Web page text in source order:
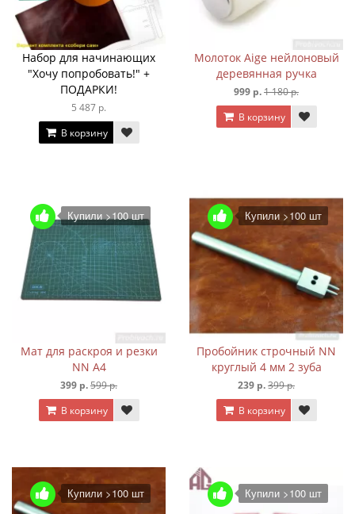
Набор для начинающих
"Хочу попробовать!" +
ПОДАРКИ!
5 487 р.
В корзину
Молоток Aige нейлоновый
деревянная ручка
999 р.1 180 р.
В корзину
Купили >100 шт
Мат для раскроя и резки
NN А4
399 р.599 р.
В корзину
Купили >100 шт
Пробойник строчный NN
круглый 4 мм 2 зуба
239 р.399 р.
В корзину
Купили >100 шт Купили >100 шт